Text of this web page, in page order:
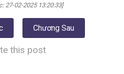
27-02-2025 13:20:33]
Chương Sau
this post